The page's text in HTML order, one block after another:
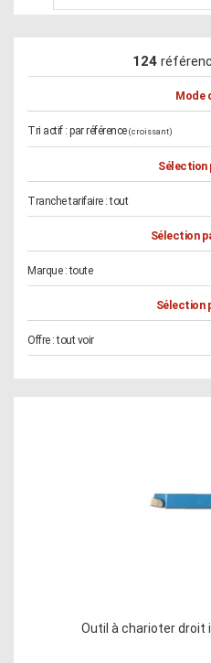
124
Mode
Tri actif : par référence (croissant)
Sélection
Tranche tarifaire :tout
Sélection
Marque :toute
Sélection
Offre :tout voir
Outil à charioter droit